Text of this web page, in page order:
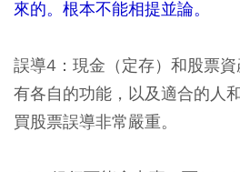
來的。根本不能相提並論。
誤導4：現金（定存）和股票
有各自的功能，以及適合的人
買股票誤導非常嚴重。